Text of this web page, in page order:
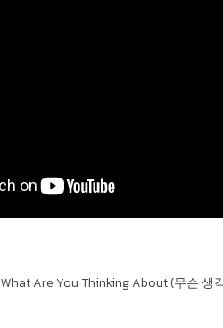
What Are You Thinking About (무슨 생